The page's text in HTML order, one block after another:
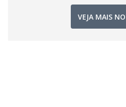
VEJA MAIS